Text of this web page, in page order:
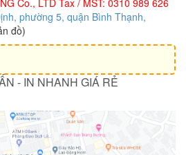
Co., LTD Tax / MST: 0310 989 626
phường 5, quận Bình Thạnh,
đồ)
- IN NHANH GIÁ RẺ